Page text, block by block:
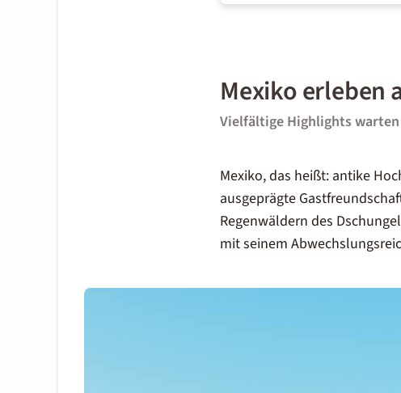
Mexiko erleben
Vielfältige Highlights
Mexiko, das heißt: antike
ausgeprägte
Regenwäldern des
mit seinem